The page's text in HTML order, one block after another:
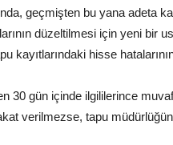
geçmişten bu yana adeta
düzeltilmesi için yeni bir
kayıtlarındaki hisse
30 gün içinde ilgililerince
verilmezse, tapu